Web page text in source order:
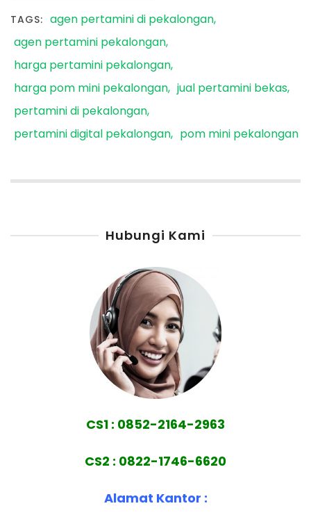
TAGS: agen pertamini di pekalongan
agen pertamini pekalongan
harga pertamini pekalongan
harga pom mini pekalongan jual pertamini bekas
pertamini di pekalongan
pertamini digital pekalongan
pom mini pekalongan
Hubungi Kami
CS1 : 0852-2164-2963
CS2 : 0822-1746-6620
Alamat Kantor :